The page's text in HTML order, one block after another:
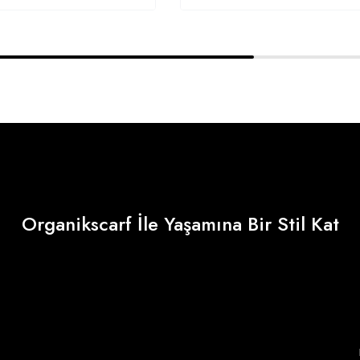
Organikscarf İle Yaşamına Bir Stil Kat